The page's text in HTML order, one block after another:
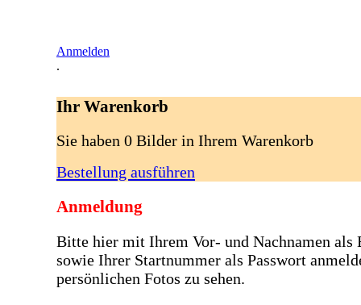
Anmelden
.
Ihr Warenkorb
Sie haben 0 Bilder in Ihrem Warenkorb
Bestellung ausführen
Anmeldung
Bitte hier mit Ihrem Vor- und Nachnamen als
sowie Ihrer Startnummer als Passwort
persönlichen Fotos zu sehen.